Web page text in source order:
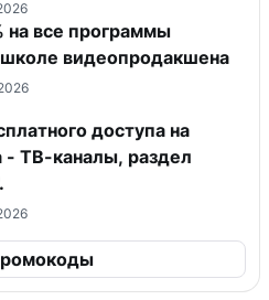
на все программы
школе видеопродакшена
доступа на
ТВ-каналы, раздел